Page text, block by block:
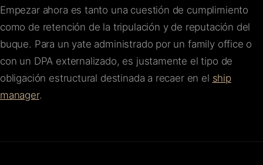
Empezar ahora es tanto una cuestión de cumplimiento
como de retención de la tripulación y de reputación del
buque. Para un yate administrado por un family office o
con un DPA externalizado, es justamente el tipo de
obligación estructural destinada a recaer en el ship
manager.